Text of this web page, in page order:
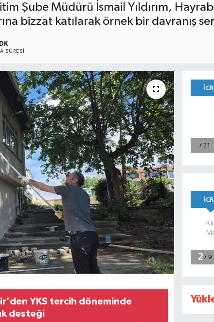
Şube Müdürü İsmail Yıldırım,
bizzat katılarak örnek bir davranış
DK
SÜRESI
YKS tercih döneminde
desteği